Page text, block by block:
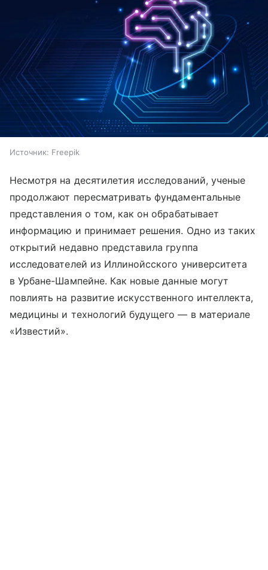
Источник: Freepik
Несмотря на десятилетия исследований, ученые
продолжают пересматривать фундаментальные
представления о том, как он обрабатывает
информацию и принимает решения. Одно из таких
открытий недавно представила группа
исследователей из Иллинойсского университета
в Урбане-Шампейне. Как новые данные могут
повлиять на развитие искусственного интеллекта,
медицины и технологий будущего — в материале
«Известий».